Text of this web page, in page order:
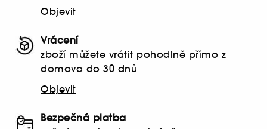
Objevit
Vrácení
zboží můžete vrátit pohodlně přímo z
domova do 30 dnů
Objevit
Bezpečná platba